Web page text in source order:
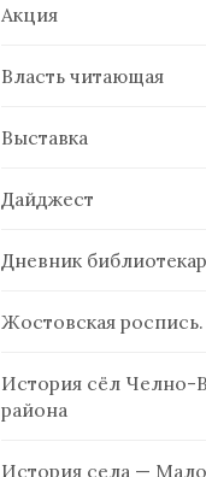
Акция
Власть читающая
Выставка
Дайджест
Дневник
Жостовская роспись.
История сёл Челно-
района
История села —